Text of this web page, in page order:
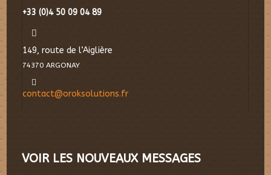
+33 (0)4 50 09 04 89
149, route de l’Aiglière
74370 ARGONAY
contact@oroksolutions.fr
VOIR LES NOUVEAUX MESSAGES